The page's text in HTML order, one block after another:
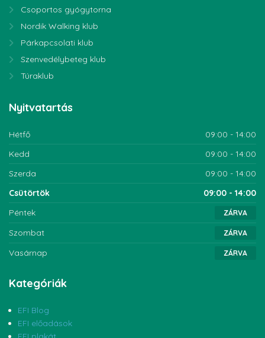
Csoportos gyógytorna
Nordik Walking klub
Párkapcsolati klub
Szenvedélybeteg klub
Túraklub
Nyitvatartás
Hétfő
09:00 - 14:00
Kedd
09:00 - 14:00
Szerda
09:00 - 14:00
Csütörtök
09:00 - 14:00
Péntek
ZÁRVA
Szombat ZÁRVA
Vasárnap ZÁRVA
Kategóriák
EFI Blog
EFI előadások